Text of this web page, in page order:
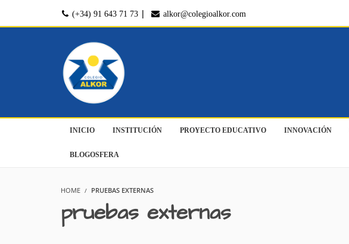
(+34) 91 643 71 73 | alkor@colegioalkor.com
INICIO INSTITUCIÓN PROYECTO EDUCATIVO INNOVACIÓN
BLOGOSFERA
HOME PRUEBAS EXTERNAS
pruebas externas